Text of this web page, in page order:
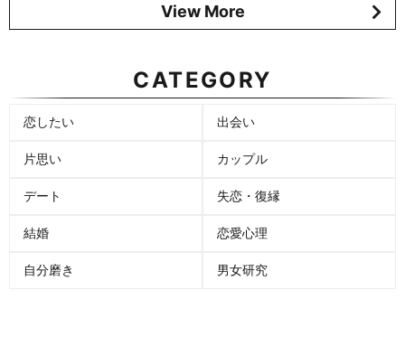
View More
CATEGORY
恋したい 出会い
片思い カップル
デート 失恋・復縁
結婚 恋愛心理
自分磨き 男女研究